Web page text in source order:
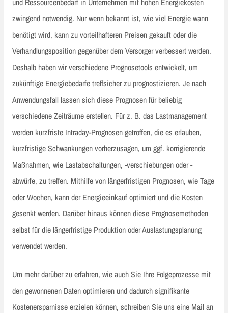
zwingend notwendig. Nur wenn bekannt ist, wie viel Energie wann
benötigt wird, kann zu vorteilhafteren Preisen gekauft oder die
Verhandlungsposition gegenüber dem Versorger verbessert werden.
Deshalb haben wir verschiedene Prognosetools entwickelt, um
zukünftige Energiebedarfe treffsicher zu prognostizieren. Je nach
Anwendungsfall lassen sich diese Prognosen für beliebig
verschiedene Zeiträume erstellen. Für z. B. das Lastmanagement
werden kurzfriste Intraday-Prognosen getroffen, die es erlauben,
kurzfristige Schwankungen vorherzusagen, um ggf. korrigierende
Maßnahmen, wie Lastabschaltungen, -verschiebungen oder -
abwürfe, zu treffen. Mithilfe von längerfristigen Prognosen, wie Tage
oder Wochen, kann der Energieeinkauf optimiert und die Kosten
gesenkt werden. Darüber hinaus können diese Prognosemethoden
selbst für die längerfristige Produktion oder Auslastungsplanung
verwendet werden.
Um mehr darüber zu erfahren, wie auch Sie Ihre Folgeprozesse mit
den gewonnenen Daten optimieren und dadurch signifikante
Kostenersparnisse erzielen können, schreiben Sie uns eine Mail an